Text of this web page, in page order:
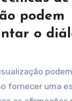
as
Essas
equilibrada
e manter a
de